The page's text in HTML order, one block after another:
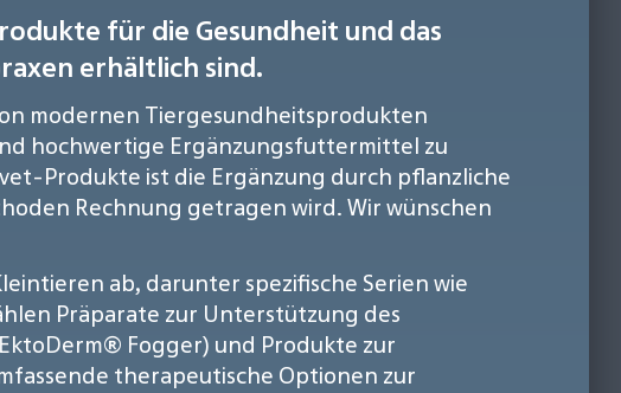
für die Gesundheit und das
erhältlich sind.
modernen Tiergesundheitsprodukten
hochwertige Ergänzungsfuttermittel zu
Produkte ist die Ergänzung durch pflanzliche
Rechnung getragen wird. Wir wünschen
ab, darunter spezifische Serien wie
Präparate zur Unterstützung des
Fogger) und Produkte zur
therapeutische Optionen zur